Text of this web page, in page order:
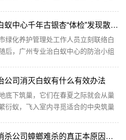
广州专业治白蚁中心千年古银杏“体检”发现散白蚁
绿化养护管理处工作人员立刻联络白
后，广州专业治白蚁中心的防治小组
公司消灭白蚁有什么有效办法
底下筑巢，它们在春夏之际就会从巢
衍蚁，飞入室内寻觅适合的中央筑巢
白云区四害消杀公司蟑螂难杀的真正本原因在哪